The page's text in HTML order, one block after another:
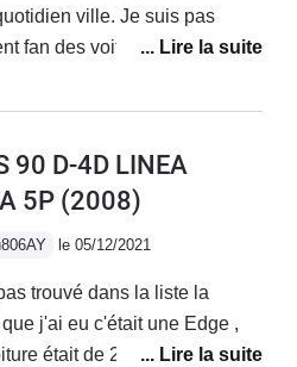
Un coût d'utilisation
si l'on prend en compte
ville. Je suis pas
fan des voitures japonaises,
interesant pour la ville, facile
les performances faibles, la
vitesse change lentement les
90 D-4D LINEA
5P (2008)
le 05/12/2021
trouvé dans la liste la
j'ai eu c'était une Edge ,
était de 2008 je l'ai